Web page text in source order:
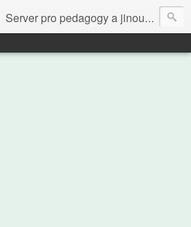
Server pro pedagogy a jinou zvířenu